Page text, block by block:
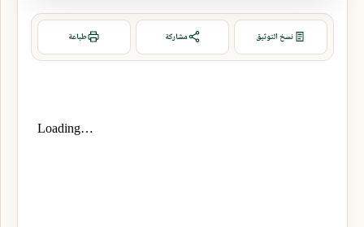
نسخ التوثيق مشاركة طباعة